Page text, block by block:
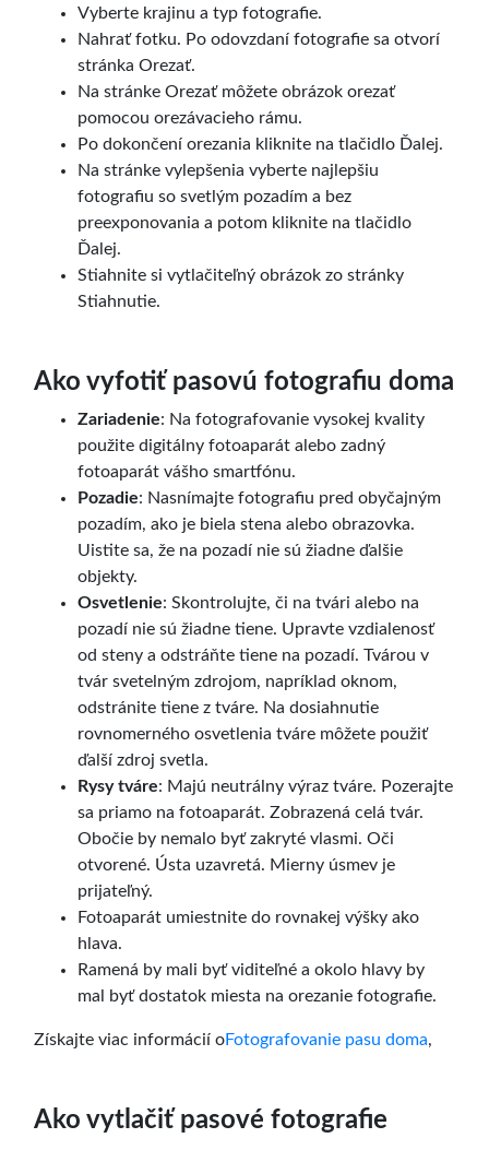
Vyberte krajinu a typ fotografie.
Nahrať fotku. Po odovzdaní fotografie sa otvorí
stránka Orezať.
Na stránke Orezať môžete obrázok orezať
pomocou orezávacieho rámu.
Po dokončení orezania kliknite na tlačidlo Ďalej.
Na stránke vylepšenia vyberte najlepšiu
fotografiu so svetlým pozadím a bez
preexponovania a potom kliknite na tlačidlo
Ďalej.
Stiahnite si vytlačiteľný obrázok zo stránky
Stiahnutie.
Ako vyfotiť pasovú fotografiu doma
Zariadenie: Na fotografovanie vysokej kvality
použite digitálny fotoaparát alebo zadný
fotoaparát vášho smartfónu.
Pozadie: Nasnímajte fotografiu pred obyčajným
pozadím, ako je biela stena alebo obrazovka.
Uistite sa, že na pozadí nie sú žiadne ďalšie
objekty.
Osvetlenie: Skontrolujte, či na tvári alebo na
pozadí nie sú žiadne tiene. Upravte vzdialenosť
od steny a odstráňte tiene na pozadí. Tvárou v
tvár svetelným zdrojom, napríklad oknom,
odstránite tiene z tváre. Na dosiahnutie
rovnomerného osvetlenia tváre môžete použiť
ďalší zdroj svetla.
Rysy tváre: Majú neutrálny výraz tváre. Pozerajte
sa priamo na fotoaparát. Zobrazená celá tvár.
Obočie by nemalo byť zakryté vlasmi. Oči
otvorené. Ústa uzavretá. Mierny úsmev je
prijateľný.
Fotoaparát umiestnite do rovnakej výšky ako
hlava.
Ramená by mali byť viditeľné a okolo hlavy by
mal byť dostatok miesta na orezanie fotografie.
Získajte viac informácií oFotografovanie pasu doma,
Ako vytlačiť pasové fotografie